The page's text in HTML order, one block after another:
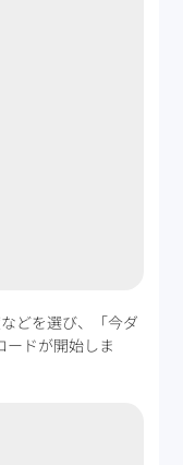
どを選び、「今ダ
ードが開始しま